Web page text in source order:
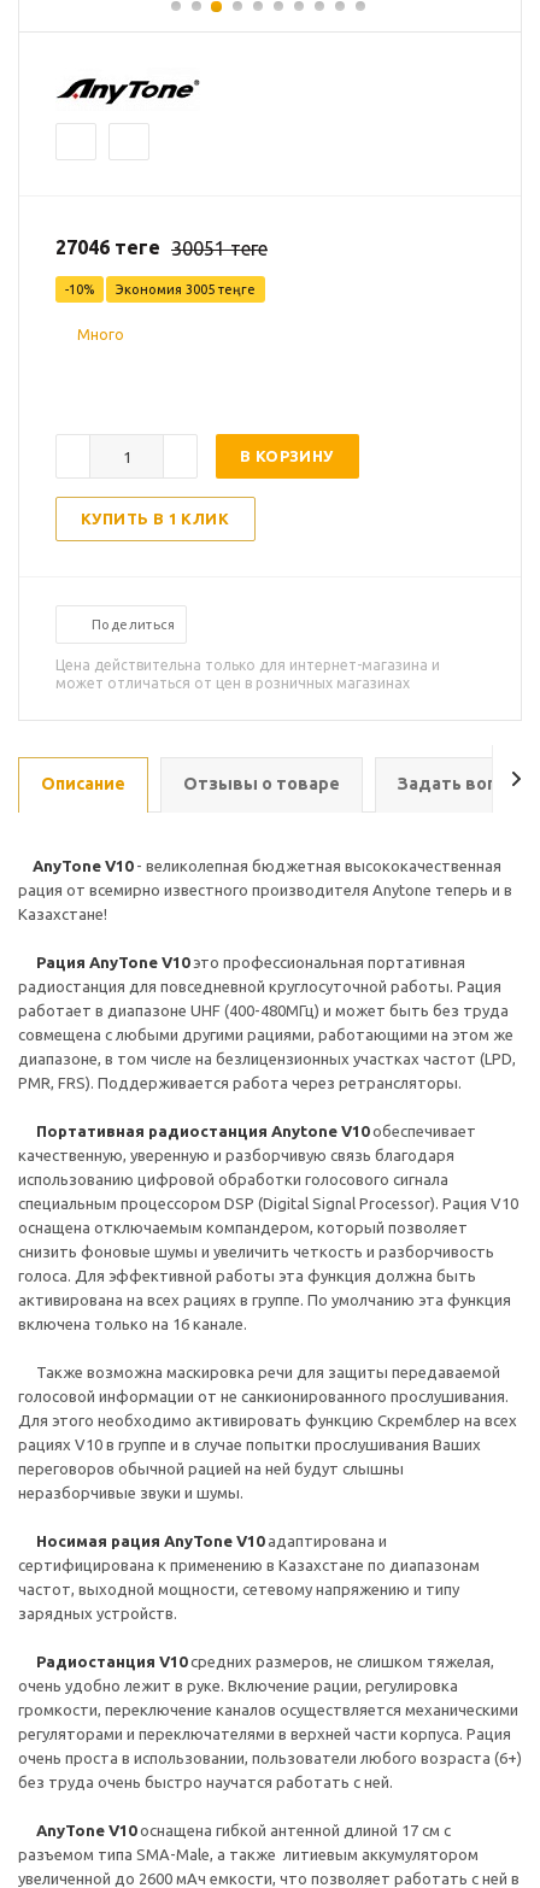
27046 теңге 30051теңге
-10% Экономия 3005 теңге
Много
В КОРЗИНУ
КУПИТЬ В 1 КЛИК
Поделиться
Цена действительна только для интернет-магазина и
может отличаться от цен в розничных магазинах
Описание Отзывы о товаре Задать вопрос
AnyTone V10- великолепная бюджетная высококачественная
рация от всемирно известного производителя Anytone теперь и в
Казахстане!
Рация AnyTone V10это профессиональная портативная
радиостанция для повседневной круглосуточной работы. Рация
работает в диапазоне UHF (400-480МГц) и может быть без труда
совмещена с любыми другими рациями, работающими на этом же
диапазоне, в том числе на безлицензионных участках частот (LPD,
PMR, FRS). Поддерживается работа через ретрансляторы.
Портативная радиостанция Anytone V10обеспечивает
качественную, уверенную и разборчивую связь благодаря
использованию цифровой обработки голосового сигнала
специальным процессором DSP (Digital Signal Processor). Рация V10
оснащена отключаемым компандером, который позволяет
снизить фоновые шумы и увеличить четкость и разборчивость
голоса. Для эффективной работы эта функция должна быть
активирована на всех рациях в группе. По умолчанию эта функция
включена только на 16 канале.
Также возможна маскировка речи для защиты передаваемой
голосовой информации от не санкионированного прослушивания.
Для этого необходимо активировать функцию Скремблер на всех
рациях V10 в группе и в случае попытки прослушивания Ваших
переговоров обычной рацией на ней будут слышны
неразборчивые звуки и шумы.
Носимая рация AnyTone V10адаптирована и
сертифицирована к применению в Казахстане по диапазонам
частот, выходной мощности, сетевому напряжению и типу
зарядных устройств.
Радиостанция V10средних размеров, не слишком тяжелая,
очень удобно лежит в руке. Включение рации, регулировка
громкости, переключение каналов осуществляется механическими
регуляторами и переключателями в верхней части корпуса. Рация
очень проста в использовании, пользователи любого возраста (6+)
без труда очень быстро научатся работать с ней.
AnyTone V10оснащена гибкой антенной длиной 17 см с
разъемом типа SMA-Male, а также литиевым аккумулятором
увеличенной до 2600 мАч емкости, что позволяет работать с ней в